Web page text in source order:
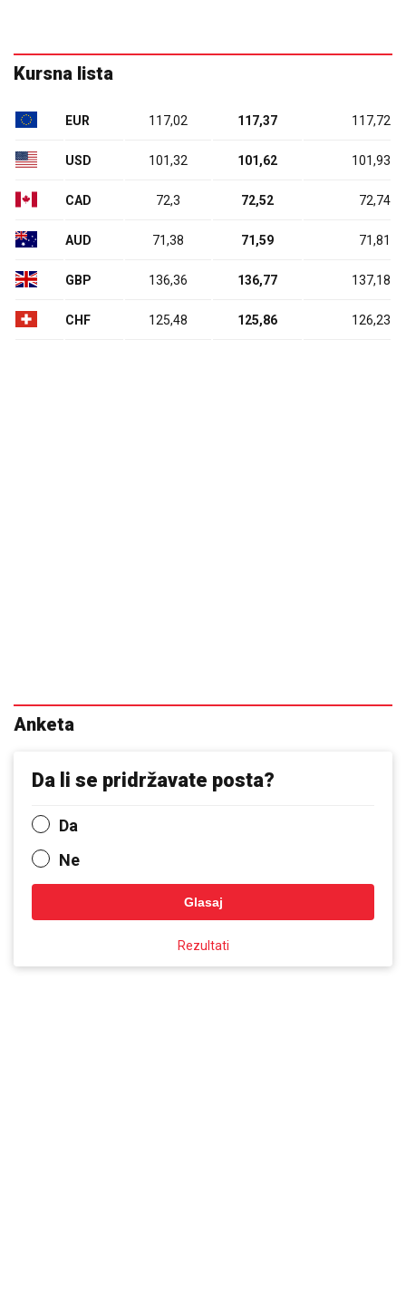
Kursna lista
EUR 117,02 117,37 117,72
USD 101,32 101,62 101,93
CAD 72,3 72,52 72,74
AUD 71,38 71,59 71,81
GBP 136,36 136,77 137,18
CHF 125,48 125,86 126,23
Anketa
Da li se pridržavate posta?
Da
Ne
Glasaj
Rezultati